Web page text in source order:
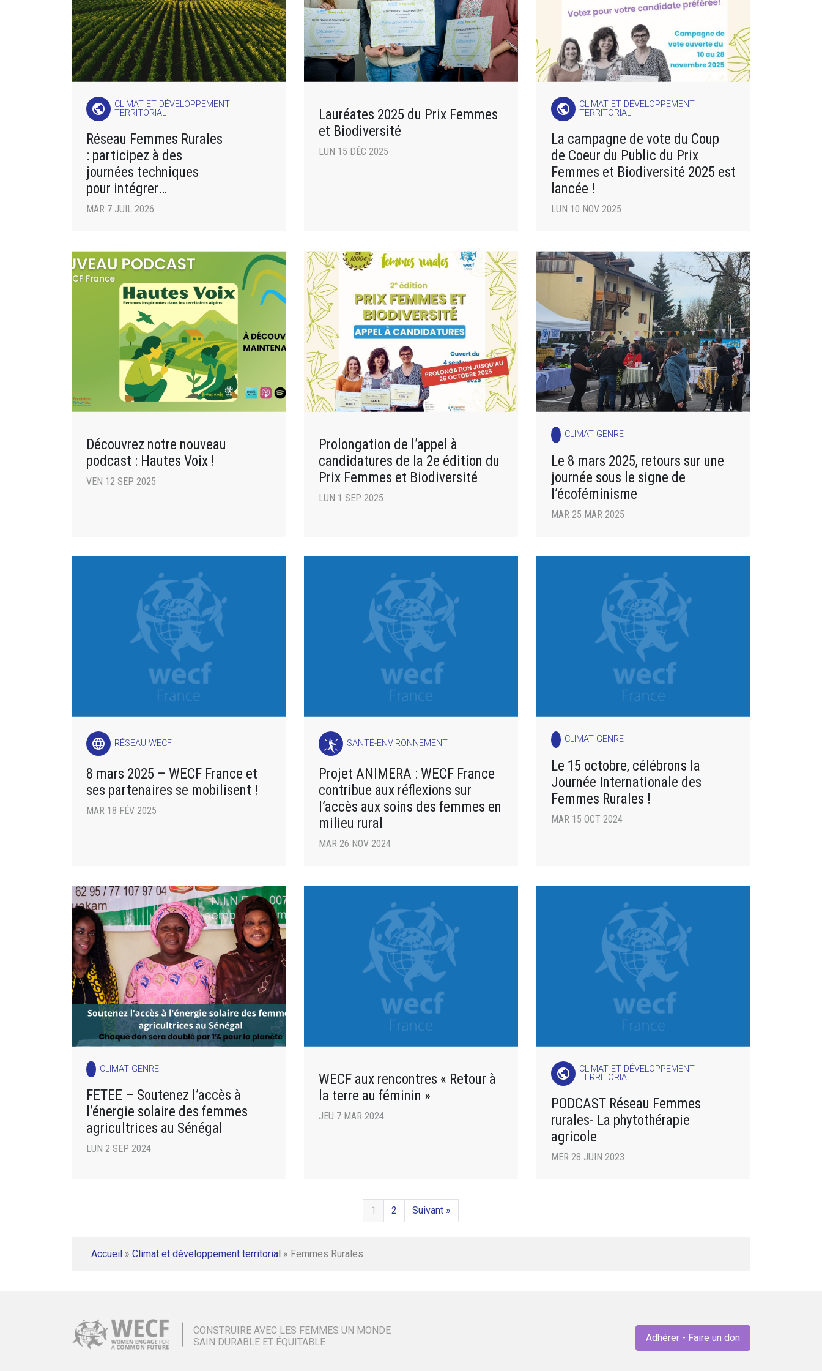
public
CLIMAT ET DÉVELOPPEMENT
TERRITORIAL
Réseau Femmes Rurales
: participez à des
journées techniques
pour intégrer
des pratiques agricoles
MAR 7 JUIL 2026
Lauréates 2025 du Prix Femmes
et Biodiversité
LUN 15 DÉC 2025
public
CLIMAT ET DÉVELOPPEMENT
TERRITORIAL
La campagne de vote du Coup
de Coeur du Public du Prix
Femmes et Biodiversité 2025 est
lancée !
LUN 10 NOV 2025
Découvrez notre nouveau
podcast : Hautes Voix !
VEN 12 SEP 2025
Prolongation de l’appel à
candidatures de la 2e édition du
Prix Femmes et Biodiversité
LUN 1 SEP 2025
CLIMAT GENRE
Le 8 mars 2025, retours sur une
journée sous le signe de
l’écoféminisme
MAR 25 MAR 2025
language RÉSEAU WECF
8 mars 2025 – WECF France et
ses partenaires se mobilisent !
MAR 18 FÉV 2025
SANTÉ-ENVIRONNEMENT
Projet ANIMERA : WECF France
contribue aux réflexions sur
l’accès aux soins des femmes en
milieu rural
MAR 26 NOV 2024
CLIMAT GENRE
Le 15 octobre, célébrons la
Journée Internationale des
Femmes Rurales !
MAR 15 OCT 2024
CLIMAT GENRE
FETEE – Soutenez l’accès à
l’énergie solaire des femmes
agricultrices au Sénégal
LUN 2 SEP 2024
WECF aux rencontres « Retour à
la terre au féminin »
JEU 7 MAR 2024
public
CLIMAT ET DÉVELOPPEMENT
TERRITORIAL
PODCAST Réseau Femmes
rurales- La phytothérapie
agricole
MER 28 JUIN 2023
1 2 Suivant »
Accueil » Climat et développement territorial » Femmes Rurales
CONSTRUIRE AVEC LES FEMMES UN MONDE
SAIN DURABLE ET ÉQUITABLE
Adhérer - Faire un don